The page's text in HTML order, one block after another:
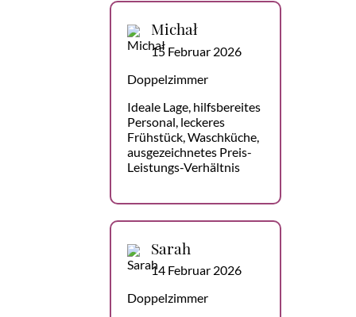
Michał
15 Februar 2026
Doppelzimmer
Ideale Lage, hilfsbereites
Personal, leckeres
Frühstück, Waschküche,
ausgezeichnetes Preis-
Leistungs-Verhältnis
Sarah
14 Februar 2026
Doppelzimmer